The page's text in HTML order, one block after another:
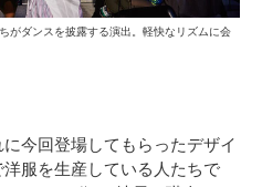
がダンスを披露する演出。軽快なリズムに会
今回登場してもらったデザイ
服を生産している人たちで